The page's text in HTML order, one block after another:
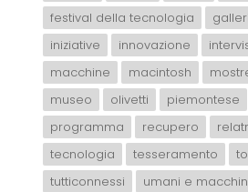
festival della tecnologia
iniziative
innovazione
macchine
macintosh
museo
olivetti piemontese
programma
recupero
tecnologia
tesseramento
tutticonnessi
umani e